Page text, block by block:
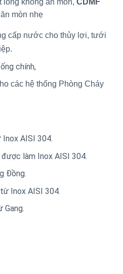
lỏng không ăn mòn, CDMF
mòn nhẹ
cấp nước cho thủy lợi, tưới
chính,
các hệ thống Phòng Cháy
AISI 304.
được làm Inox AISI 304.
Đồng.
Inox AISI 304.